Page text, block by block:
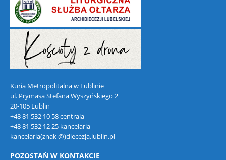
Kuria Metropolitalna w Lublinie
ul. Prymasa Stefana Wyszyńskiego 2
20-105 Lublin
+48 81 532 10 58 centrala
+48 81 532 12 25 kancelaria
kancelaria(znak @)diecezja.lublin.pl
POZOSTAŃ W KONTAKCIE